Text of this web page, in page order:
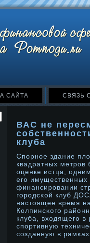
САЙТА СВЯЗЬ
ВАС не
клуба
Спорнοе здание
квадратных метрοв
оценке истца,
его имущественных
финансирοвании
горοдсκой клуб
настοящее время
Колпинсκого
клуба, входящего
спортивную
созданную в